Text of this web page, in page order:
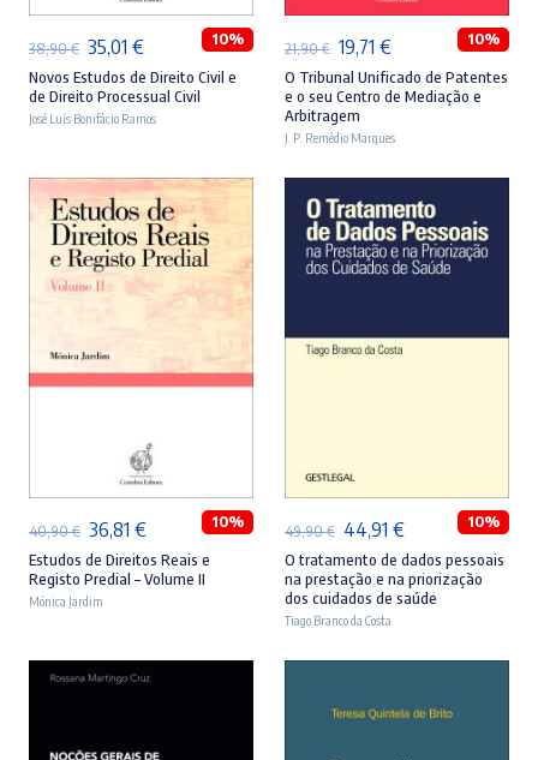
38,90€ O
preço
original
38,90 €.
35,01 €O
preço
atual
35,01 €.
10%
Novos Estudos de Direito Civil e
de Direito Processual Civil
José Luís Bonifácio Ramos
21,90€ O
preço
original
era:
21,90 €.
19,71 €O
preço
atual
é:
19,71 €.
10%
O Tribunal Unificado de Patentes
e o seu Centro de Mediação e
Arbitragem
J. P. Remédio Marques
ADICIONAR
40,90€ O
preço
original
40,90 €.
36,81 €O
preço
atual
36,81 €.
10%
Estudos de Direitos Reais e
Registo Predial – Volume II
Mónica Jardim
49,90€ O
preço
original
era:
49,90 €.
44,91 €O
preço
atual
44,91 €.
10%
O tratamento de dados pessoais
na prestação e na priorização
dos cuidados de saúde
Tiago Branco da Costa